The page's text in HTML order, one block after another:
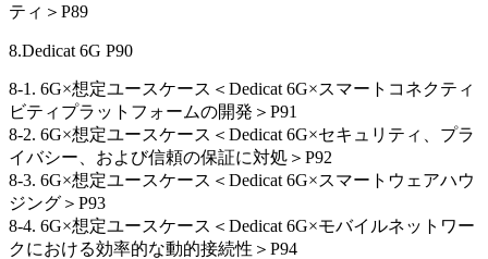
ティ＞P89
8.Dedicat 6G P90
8-1. 6G×想定ユースケース＜Dedicat 6G×スマートコネクティ
ビティプラットフォームの開発＞P91
8-2. 6G×想定ユースケース＜Dedicat 6G×セキュリティ、プラ
イバシー、および信頼の保証に対処＞P92
8-3. 6G×想定ユースケース＜Dedicat 6G×スマートウェアハウ
ジング＞P93
8-4. 6G×想定ユースケース＜Dedicat 6G×モバイルネットワー
クにおける効率的な動的接続性＞P94